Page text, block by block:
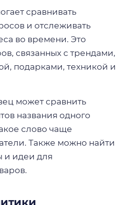
сравнивать
и отслеживать
во времени. Это
связанных с трендами,
подарками, техникой и
может сравнить
названия одного
слово чаще
Также можно найти
и идеи для